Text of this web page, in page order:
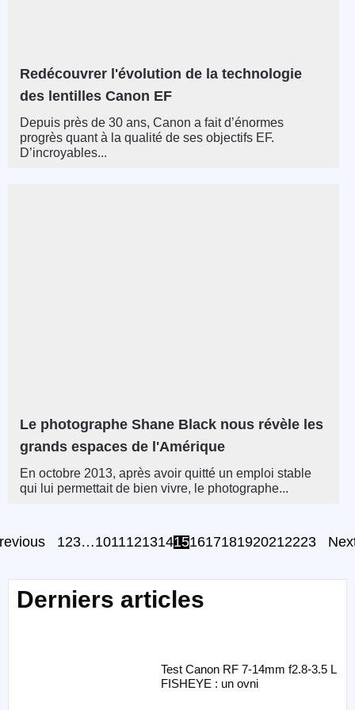
Redécouvrer l'évolution de la technologie
des lentilles Canon EF
Depuis près de 30 ans, Canon a fait d’énormes
progrès quant à la qualité de ses objectifs EF.
D’incroyables...
Le photographe Shane Black nous révèle les
grands espaces de l'Amérique
En octobre 2013, après avoir quitté un emploi stable
qui lui permettait de bien vivre, le photographe...
123…1011121314151617181920212223
Derniers articles
Test Canon RF 7-14mm f2.8-3.5 L
FISHEYE : un ovni